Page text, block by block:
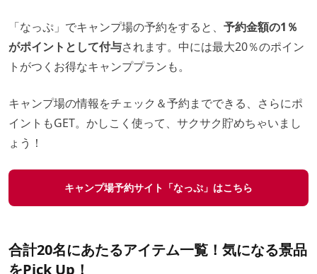
「なっぷ」でキャンプ場の予約をすると、 予約金額の1％
がポイントとして付与されます。中には最大20％のポイン
トがつくお得なキャンププランも。
キャンプ場の情報をチェック＆予約までできる、さらにポ
イントもGET。かしこく使って、サクサク貯めちゃいまし
ょう！
キャンプ場予約サイト「なっぷ」はこちら
合計20名にあたるアイテム一覧！気になる景品
をPick Up！